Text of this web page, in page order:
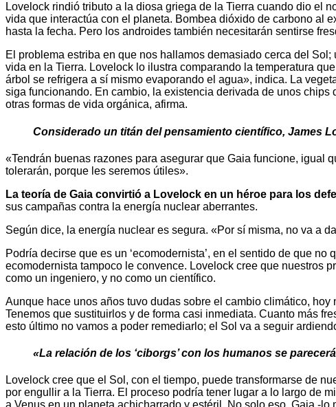
Lovelock rindió tributo a la diosa griega de la Tierra cuando dio el
vida que interactúa con el planeta. Bombea dióxido de carbono al
hasta la fecha. Pero los androides también necesitarán sentirse
El problema estriba en que nos hallamos demasiado cerca del
vida en la Tierra. Lovelock lo ilustra comparando la temperatura
árbol se refrigera a sí mismo evaporando el agua», indica. La
siga funcionando. En cambio, la existencia derivada de unos
otras formas de vida orgánica, afirma.
Considerado un titán del pensamiento científico, James
«Tendrán buenas razones para asegurar que Gaia funcione, igual
tolerarán, porque les seremos útiles».
La teoría de Gaia convirtió a Lovelock en un héroe para los
sus campañas contra la energía nuclear aberrantes.
Según dice, la energía nuclear es segura. «Por sí misma, no va a
Podría decirse que es un ‘ecomodernista’, en el sentido de que
ecomodernista tampoco le convence. Lovelock cree que nuestros
como un ingeniero, y no como un científico.
Aunque hace unos años tuvo dudas sobre el cambio climático,
Tenemos que sustituirlos y de forma casi inmediata. Cuanto más
esto último no vamos a poder remediarlo; el Sol va a seguir
«La relación de los ‘ciborgs’ con los humanos se
Lovelock cree que el Sol, con el tiempo, puede transformarse de
por engullir a la Tierra. El proceso podría tener lugar a lo largo de